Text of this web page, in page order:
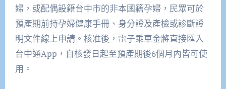
婦，或配偶設籍台中市的非本國籍孕婦，民眾可於
預產期前持孕婦健康手冊、身分證及產檢或診斷證
明文件線上申請。核准後，電子乘車金將直接匯入
台中通App，自核發日起至預產期後6個月內皆可使
用。